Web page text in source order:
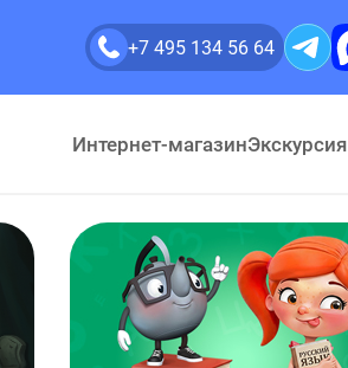
+7 495 134 56 64
Интернет-магазинЭкскурсия